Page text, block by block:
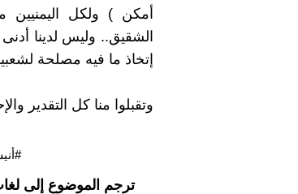
أمكن ) ولكل اليمنيين
الشقيق.. وليس لدينا
إتخاذ ما فيه مصلحة
وتقبلوا منا كل التقدير
ترجم الموضوع إلى